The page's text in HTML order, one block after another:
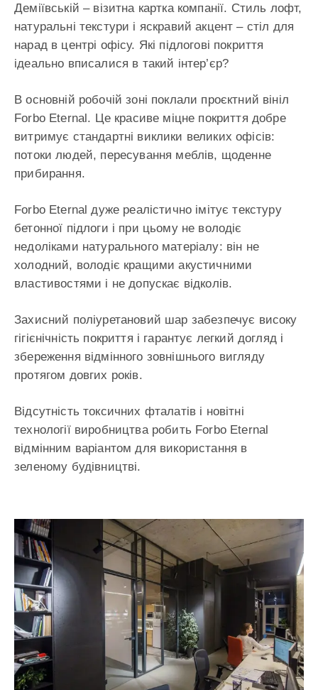
Деміївській – візитна картка компанії. Стиль лофт,
натуральні текстури і яскравий акцент – стіл для
нарад в центрі офісу. Які підлогові покриття
ідеально вписалися в такий інтер’єр?
В основній робочій зоні поклали проєктний вініл
Forbo Eternal. Це красиве міцне покриття добре
витримує стандартні виклики великих офісів:
потоки людей, пересування меблів, щоденне
прибирання.
Forbo Eternal дуже реалістично імітує текстуру
бетонної підлоги і при цьому не володіє
недоліками натурального матеріалу: він не
холодний, володіє кращими акустичними
властивостями і не допускає відколів.
Захисний поліуретановий шар забезпечує високу
гігієнічність покриття і гарантує легкий догляд і
збереження відмінного зовнішнього вигляду
протягом довгих років.
Відсутність токсичних фталатів і новітні
технології виробництва робить Forbo Eternal
відмінним варіантом для використання в
зеленому будівництві.